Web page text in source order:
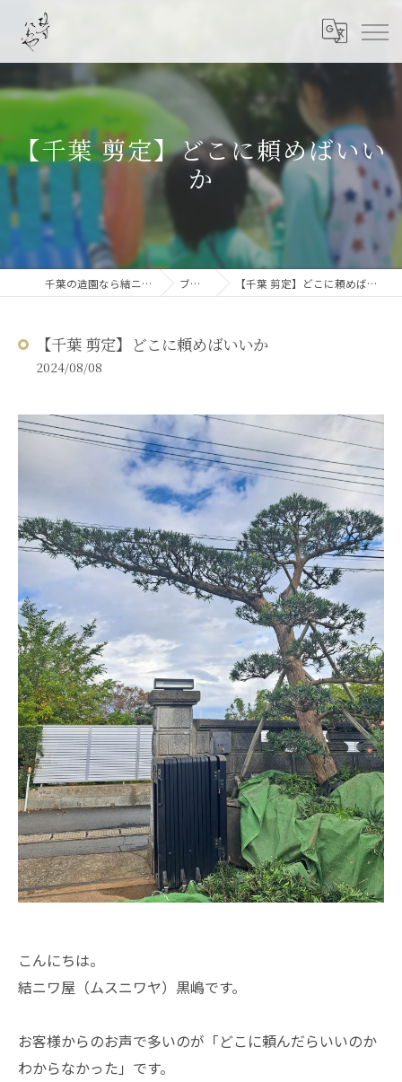
【千葉 剪定】どこに頼めばいい
か
千葉の造園なら結ニワ屋 ブログ 【千葉 剪定】どこに頼めばいいか
【千葉 剪定】どこに頼めばいいか
2024/08/08
こんにちは。
結ニワ屋（ムスニワヤ）黒嶋です。
お客様からのお声で多いのが「どこに頼んだらいいのか
わからなかった」です。